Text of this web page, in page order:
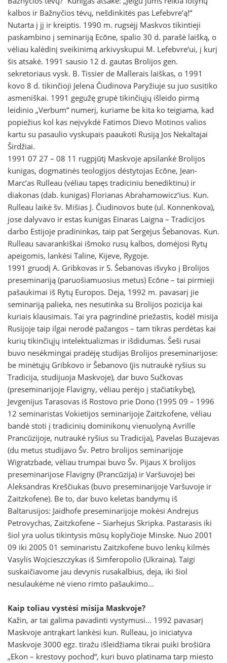
kalbos ir Bažnyčios tėvų, nešdinkitės pas Lefebvre‘ą!“
Nutarta į jį ir kreiptis. 1990 m. rugsėjį Maskvos tikintieji
paskambino į seminariją Ecōne, spalio 30 d. parašė laišką, o
vėliau kalėdinį sveikinimą arkivyskupui M. Lefebvre‘ui, į kurį
šis atsakė. 1991 sausio 12 d. gautas Brolijos gen.
sekretoriaus vysk. B. Tissier de Mallerais laiškas, o 1991
kovo 8 d. tikinčioji Jelena Čiudinova Paryžiuje su juo susitiko
asmeniškai. 1991 gegužę grupė tikinčiųjų išleido pirmą
leidinio „Verbum“ numerį, kuriame be kita ko teigiama, kad
popiežius kol kas neįvykdė Fatimos Dievo Motinos valios
kartu su pasaulio vyskupais paaukoti Rusiją Jos Nekaltajai
Širdžiai.
1991 07 27 – 08 11 rugpjūtį Maskvoje apsilankė Brolijos
kunigas, dogmatinės teologijos dėstytojas Ecōne, Jean-
Marc‘as Rulleau (vėliau tapęs tradiciniu benediktinu) ir
diakonas (dab. kunigas) Florianas Abrahamowicz‘ius. Kun.
Rulleau laikė šv. Mišias J. Čiudinovos bute (ul. Konnenkova),
jose dalyvavo ir estas kunigas Einaras Laigna – Tradicijos
darbo Estijoje pradininkas, taip pat Sergejus Šebanovas. Kun.
Rulleau savarankiškai išmoko rusų kalbos, domėjosi Rytų
apeigomis, lankėsi Taline, Kijeve, Rygoje.
1991 gruodį A. Gribkovas ir S. Šebanovas išvyko į Brolijos
preseminariją (paruošiamuosius metus) Ecōne – tai pirmieji
pašaukimai iš Rytų Europos. Deja, 1992 m. pavasarį jie
seminariją palieka, nes nesutinka su Brolijos pozicija kai
kuriais klausimais. Tai yra pagrindinė priežastis, kodėl misija
Rusijoje taip ilgai nerodė pažangos – tam tikras perdėtas kai
kurių tikinčiųjų intelektualizmas ir išdidumas. Šeši rusai
buvo nesėkmingai pradėję studijas Brolijos preseminarijose:
be minėtųjų Gribkovo ir Šebanovo (jis nutraukė ryšius su
Tradicija, studijuoja Maskvoje), dar buvo Sučkovas
(preseminarijoje Flavigny, vėliau perėjo į stačiatikybę),
Jevgenijus Tarasovas iš Rostovo prie Dono (1995 09 – 1996
12 seminaristas Vokietijos seminarijoje Zaitzkofene, vėliau
bandė stoti į tradicinių dominikonų vienuolyną Avrille
Prancūzijoje, nutraukė ryšius su Tradicija), Pavelas Buzajevas
(du metus studijavo Šv. Petro brolijos seminarijoje
Wigratzbade, vėliau trumpai buvo Šv. Pijaus X brolijos
preseminarijose Flavigny (Prancūzija) ir Varšuvoje) bei
Aleksandras Kreščiukas (buvo preseminarijoje Varšuvoje ir
Zaitzkofene). Be to, dar buvo keletas bandymų iš
Baltarusijos: Jaidhofe preseminarijoje mokėsi Andrejus
Petrovychas, Zaitzkofene – Siarhejus Skripka. Pastarasis iki
šiol yra uolus tikintysis mūsų koplyčioje Minske. Nuo 2001
09 iki 2005 01 seminaristu Zaitzkofene buvo lenkų kilmės
Vasylis Wojcieszczykas iš Simferopolio (Ukraina). Taigi
suskaičiavome jau devynis rusakalbius, deja, iki šiol
nesulaukėme nė vieno rimto pašaukimo...
Kaip toliau vystėsi misija Maskvoje?
Kažin, ar tai galima pavadinti vystymusi... 1992 pavasarį
Maskvoje antrąkart lankėsi kun. Rulleau, jo iniciatyva
Maskvoje 3000 egz. tiražu išleidžiama tikrai puiki brošiūra
„Ekon – krestovy pochod“, kuri buvo platinama tarp miesto